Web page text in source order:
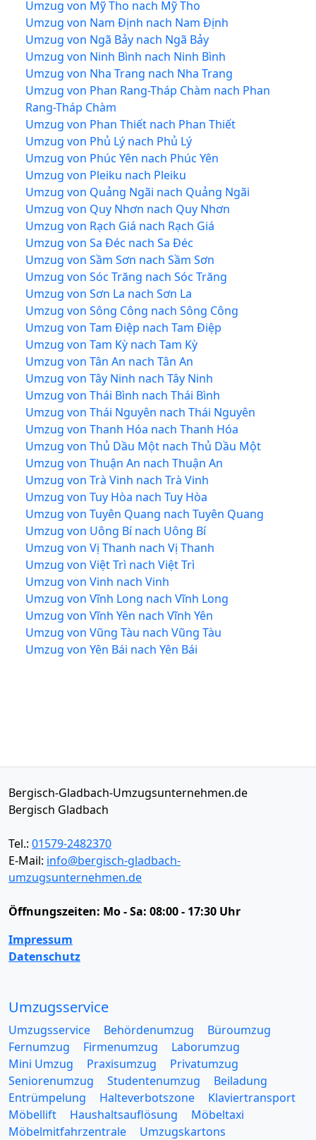
Umzug von Mỹ Tho nach Mỹ Tho
Umzug von Nam Định nach Nam Định
Umzug von Ngã Bảy nach Ngã Bảy
Umzug von Ninh Bình nach Ninh Bình
Umzug von Nha Trang nach Nha Trang
Umzug von Phan Rang-Tháp Chàm nach Phan
Rang-Tháp Chàm
Umzug von Phan Thiết nach Phan Thiết
Umzug von Phủ Lý nach Phủ Lý
Umzug von Phúc Yên nach Phúc Yên
Umzug von Pleiku nach Pleiku
Umzug von Quảng Ngãi nach Quảng Ngãi
Umzug von Quy Nhơn nach Quy Nhơn
Umzug von Rạch Giá nach Rạch Giá
Umzug von Sa Đéc nach Sa Đéc
Umzug von Sầm Sơn nach Sầm Sơn
Umzug von Sóc Trăng nach Sóc Trăng
Umzug von Sơn La nach Sơn La
Umzug von Sông Công nach Sông Công
Umzug von Tam Điệp nach Tam Điệp
Umzug von Tam Kỳ nach Tam Kỳ
Umzug von Tân An nach Tân An
Umzug von Tây Ninh nach Tây Ninh
Umzug von Thái Bình nach Thái Bình
Umzug von Thái Nguyên nach Thái Nguyên
Umzug von Thanh Hóa nach Thanh Hóa
Umzug von Thủ Dầu Một nach Thủ Dầu Một
Umzug von Thuận An nach Thuận An
Umzug von Trà Vinh nach Trà Vinh
Umzug von Tuy Hòa nach Tuy Hòa
Umzug von Tuyên Quang nach Tuyên Quang
Umzug von Uông Bí nach Uông Bí
Umzug von Vị Thanh nach Vị Thanh
Umzug von Việt Trì nach Việt Trì
Umzug von Vinh nach Vinh
Umzug von Vĩnh Long nach Vĩnh Long
Umzug von Vĩnh Yên nach Vĩnh Yên
Umzug von Vũng Tàu nach Vũng Tàu
Umzug von Yên Bái nach Yên Bái
Bergisch-Gladbach-Umzugsunternehmen.de
Bergisch Gladbach
Tel.: 01579-2482370
E-Mail: info@bergisch-gladbach-
umzugsunternehmen.de
Öffnungszeiten: Mo - Sa: 08:00 - 17:30 Uhr
Impressum
Datenschutz
Umzugsservice
Umzugsservice Behördenumzug
Büroumzug
Fernumzug
Firmenumzug
Laborumzug
Mini Umzug
Praxisumzug
Privatumzug
Seniorenumzug
Studentenumzug
Beiladung
Entrümpelung
Halteverbotszone
Klaviertransport
Möbellift
Haushaltsauflösung
Möbeltaxi
Möbelmitfahrzentrale
Umzugskartons